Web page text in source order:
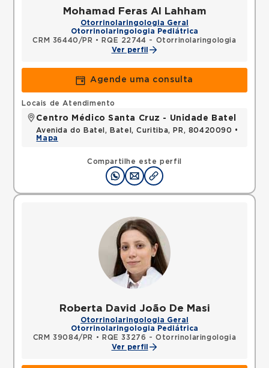
Mohamad Feras Al Lahham
Otorrinolaringologia Geral
Otorrinolaringologia Pediátrica
CRM 36440/PR •
RQE 22744 - Otorrinolaringologia
Ver perfil
Agende uma consulta
Compartilhe este perfil
Locais de Atendimento
Centro Médico Santa Cruz - Unidade Batel
Avenida do Batel, Batel, Curitiba, PR, 80420090 •
Mapa
Roberta David João De Masi
Otorrinolaringologia Geral
Otorrinolaringologia Pediátrica
CRM 39084/PR
•
RQE 33276 - Otorrinolaringologia
Ver perfil